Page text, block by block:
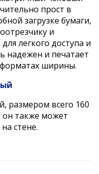
прост в
загрузке бумаги,
и
легкого доступа и
надежен и печатает
ширины.
размером всего 160
он также может
стене.